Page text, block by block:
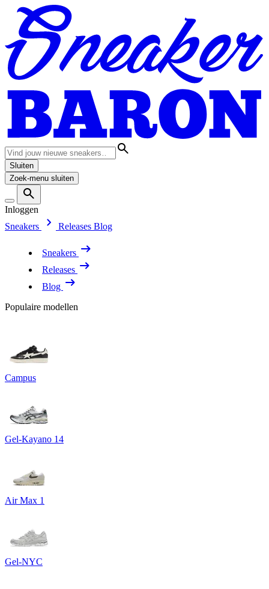
Sluiten
Zoek-menu sluiten
Inloggen
Sneakers
Releases Blog
Sneakers
Releases
Blog
Populaire modellen
Campus
Gel-Kayano 14
Air Max 1
Gel-NYC